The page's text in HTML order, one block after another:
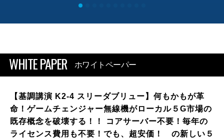
WHITE PAPER ホワイトペーパー
【基調講演 K2-4 スリーダブリュー】何もかもが革
命！ゲームチェンジャー無線機がローカル５G市場の
既存概念を破壊する！！ コアサーバー不要！毎年の
ライセンス費用も不要！でも、超安価！ の新しい５